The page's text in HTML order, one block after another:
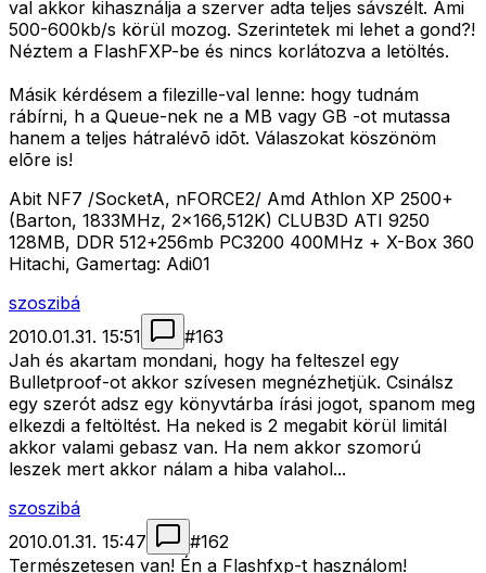
val akkor kihasználja a szerver adta teljes sávszélt. Ami
500-600kb/s körül mozog. Szerintetek mi lehet a gond?!
Néztem a FlashFXP-be és nincs korlátozva a letöltés.
Másik kérdésem a filezille-val lenne: hogy tudnám
rábírni, h a Queue-nek ne a MB vagy GB -ot mutassa
hanem a teljes hátralévõ idõt. Válaszokat köszönöm
elõre is!
Abit NF7 /SocketA, nFORCE2/ Amd Athlon XP 2500+
(Barton, 1833MHz, 2x166,512K) CLUB3D ATI 9250
128MB, DDR 512+256mb PC3200 400MHz + X-Box 360
Hitachi, Gamertag: Adi01
szoszibá
2010.01.31. 15:51
#163
Jah és akartam mondani, hogy ha felteszel egy
Bulletproof-ot akkor szívesen megnézhetjük. Csinálsz
egy szerót adsz egy könyvtárba írási jogot, spanom meg
elkezdi a feltöltést. Ha neked is 2 megabit körül limitál
akkor valami gebasz van. Ha nem akkor szomorú
leszek mert akkor nálam a hiba valahol...
szoszibá
2010.01.31. 15:47
#162
Természetesen van! Én a Flashfxp-t használom!